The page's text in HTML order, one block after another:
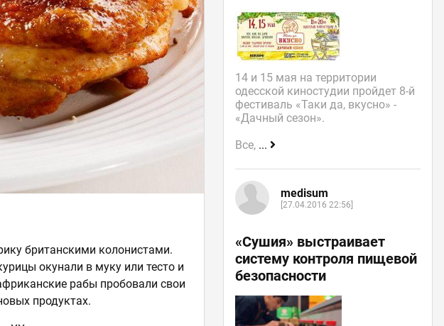
британскими колонистами.
окунали в муку или тесто и
рабы пробовали свои
продуктах.
14 и 15 мая на территории
одесской киностудии пройдет 8-й
фестиваль «Таки да, вкусно» -
«Дачный сезон».
Все, ...
medisum
[27.04.2016 22:56]
«Сушия» выстраивает
систему контроля пищевой
безопасности